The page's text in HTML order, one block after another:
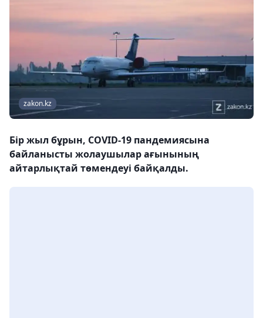
zakon.kz
Бір жыл бұрын, COVID-19 пандемиясына
байланысты жолаушылар ағынының
айтарлықтай төмендеуі байқалды.